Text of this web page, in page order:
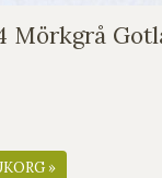
Mörkgrå
»